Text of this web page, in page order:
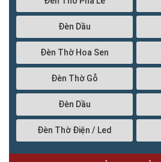
Đèn Dầu
Đèn Thờ Hoa Sen
Đèn Thờ Gỗ
Đèn Dầu
Đèn Thờ Điện / Led